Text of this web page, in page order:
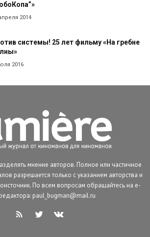
2014
системы! 25 лет фильму «На гребне
2016
мнение авторов. Полное или частичное
разрешается только с указанием авторства и
По всем вопросам обращайтесь на e-
paul_bugman@mail.ru